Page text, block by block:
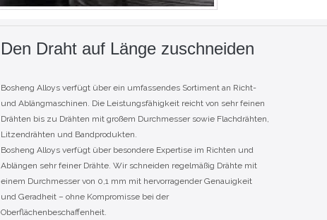
Den Draht auf Länge zuschneiden
Bosheng Alloys verfügt über ein umfassendes Sortiment an Richt-
und Ablängmaschinen. Die Leistungsfähigkeit reicht von sehr feinen
Drähten bis zu Drähten mit großem Durchmesser sowie Flachdrähten,
Litzendrähten und Bandprodukten.
Bosheng Alloys verfügt über besondere Expertise im Richten und
Ablängen sehr feiner Drähte. Wir schneiden regelmäßig Drähte mit
einem Durchmesser von 0,1 mm mit hervorragender Genauigkeit
und Geradheit – ohne Kompromisse bei der
Oberflächenbeschaffenheit.